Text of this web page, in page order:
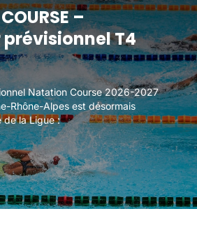
–
T4
Natation Course 2026-2027
Rhône-Alpes est désormais
de la Ligue :
–
T4
Natation Course 2026-2027
Rhône-Alpes est désormais
de la Ligue :